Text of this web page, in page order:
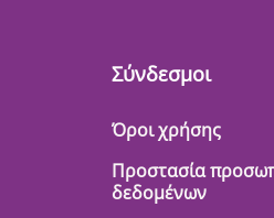
Σύνδεσμοι
Όροι χρήσης
Προστασία
δεδομένων